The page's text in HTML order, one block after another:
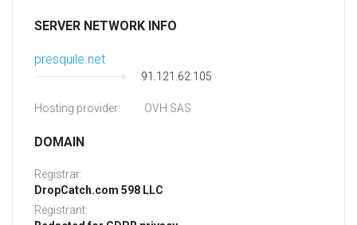
SERVER NETWORK INFO
presquile.net
91.121.62.105
Hosting provider: OVH SAS
DOMAIN
Registrar:
DropCatch.com 598 LLC
Registrant: